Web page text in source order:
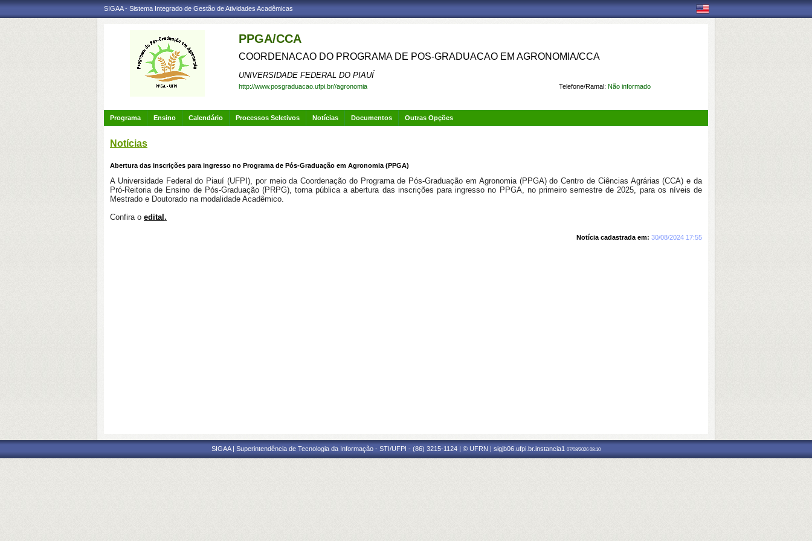
SIGAA - Sistema Integrado de Gestão de Atividades Acadêmicas
PPGA/CCA
COORDENACAO DO PROGRAMA DE POS-GRADUACAO EM AGRONOMIA/CCA
UNIVERSIDADE FEDERAL DO PIAUÍ
Telefone/Ramal: Não informado
http://www.posgraduacao.ufpi.br//agronomia
Programa Ensino Calendário Processos Seletivos Notícias Documentos Outras Opções
Notícias
Abertura das inscrições para ingresso no Programa de Pós-Graduação em Agronomia (PPGA)
A Universidade Federal do Piauí (UFPI), por meio da Coordenação do Programa de Pós-Graduação em Agronomia (PPGA) do Centro de Ciências Agrárias (CCA) e da
Pró-Reitoria de Ensino de Pós-Graduação (PRPG), torna pública a abertura das inscrições para ingresso no PPGA, no primeiro semestre de 2025, para os níveis de
Mestrado e Doutorado na modalidade Acadêmico.
Confira o edital .
Notícia cadastrada em: 30/08/2024 17:55
SIGAA | Superintendência de Tecnologia da Informação - STI/UFPI - (86) 3215-1124 | © UFRN | sigjb06.ufpi.br.instancia1 07/08/2026 08:10